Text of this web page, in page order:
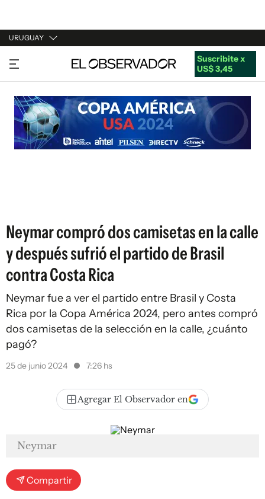
URUGUAY
URUGUAY
ARGENTINA
ESPAÑA
ESTADOS UNIDOS
Suscribite x
US$ 3,45
Neymar compró dos camisetas en la calle
y después sufrió el partido de Brasil
contra Costa Rica
Neymar fue a ver el partido entre Brasil y Costa
Rica por la Copa América 2024, pero antes compró
dos camisetas de la selección en la calle, ¿cuánto
pagó?
25 de junio 2024 7:26 hs
Agregar El Observador en
Neymar
Compartir